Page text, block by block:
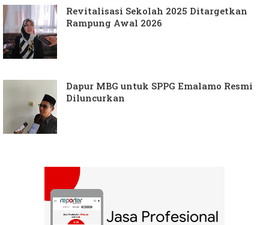
Revitalisasi Sekolah 2025 Ditargetkan
Rampung Awal 2026
Dapur MBG untuk SPPG Emalamo Resmi
Diluncurkan